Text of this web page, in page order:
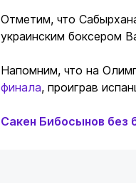
Отметим, что
украинским боксером
Напомним, что на
финала, проиграв
Сакен Бибосынов без